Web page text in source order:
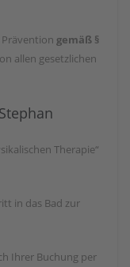
gemäß §
allen gesetzlichen
Therapie“
in das Bad zur
Ihrer Buchung per